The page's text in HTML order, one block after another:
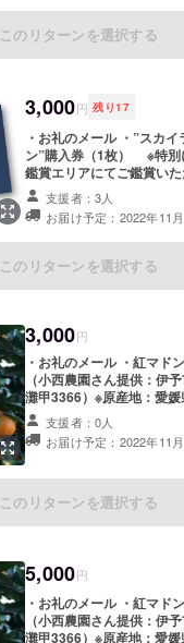
このリターンを選択する
3,000円 残り17
・お礼のメール ・”スカイ
ン”購入券（1枚） ※特別
鑑賞エリアにてご鑑賞いた
す。 ※2022年11月13日（
時スカイランタン打上げ
※悪天候の場合は11月20日
延期します。 ※開催場所
伊予市中山町中山戌700番
栗館） ※詳細はメールに
いたします。 ※鑑賞券は
料込み
支援者：3人
お届け予定：2022年11月
このリターンを選択する
3,000円
・お礼のメール ・紅マド
（小西農園さん提供：伊
灘甲3366）※原産地：愛媛
※賞味期限：約3週間、涼し
保管してください。※送料
税込み
支援者：0人
お届け予定：2022年11月
このリターンを選択する
5,000円
・お礼のメール ・紅マド
（小西農園さん提供：伊
灘甲3366）※原産地：愛媛